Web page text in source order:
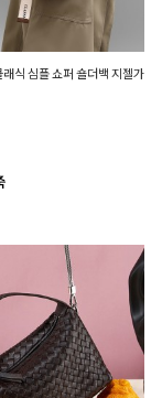
식 심플 쇼퍼 숄더백 지젤가